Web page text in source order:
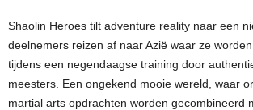
Shaolin Heroes tilt adventure reality naar een
deelnemers reizen af naar Azië waar ze
tijdens een negendaagse training door
meesters. Een ongekend mooie wereld, waar
martial arts opdrachten worden gecombineerd